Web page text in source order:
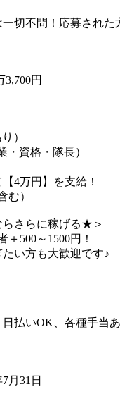
切不問！応募された
3,700円
）
・資格・隊長）
4万円】を支給！
む）
さらに稼げる★＞
＋500～1500円！
い方も大歓迎です♪
払いOK、各種手当あ
月31日